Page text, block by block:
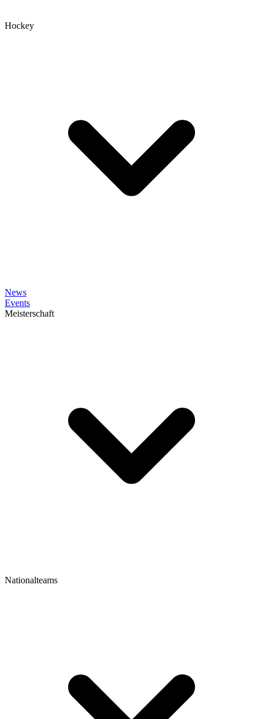
Hockey
News
Events
Meisterschaft
Nationalteams